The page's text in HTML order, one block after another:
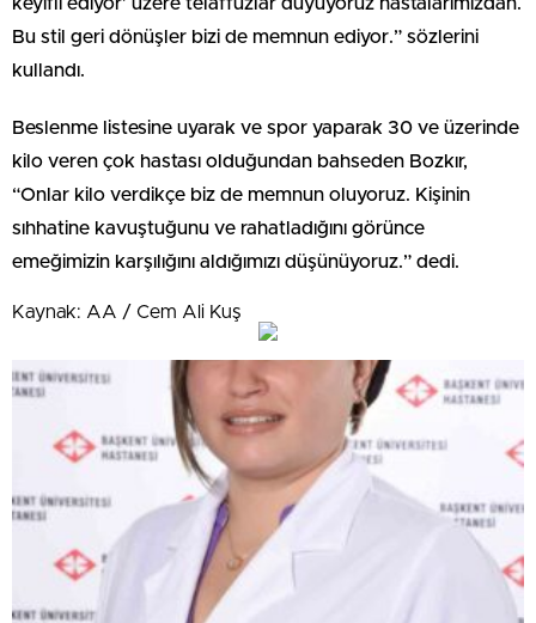
Bu stil geri dönüşler bizi de memnun ediyor.” sözlerini
kullandı.
Beslenme listesine uyarak ve spor yaparak 30 ve üzerinde
kilo veren çok hastası olduğundan bahseden Bozkır,
“Onlar kilo verdikçe biz de memnun oluyoruz. Kişinin
sıhhatine kavuştuğunu ve rahatladığını görünce
emeğimizin karşılığını aldığımızı düşünüyoruz.” dedi.
Kaynak: AA / Cem Ali Kuş